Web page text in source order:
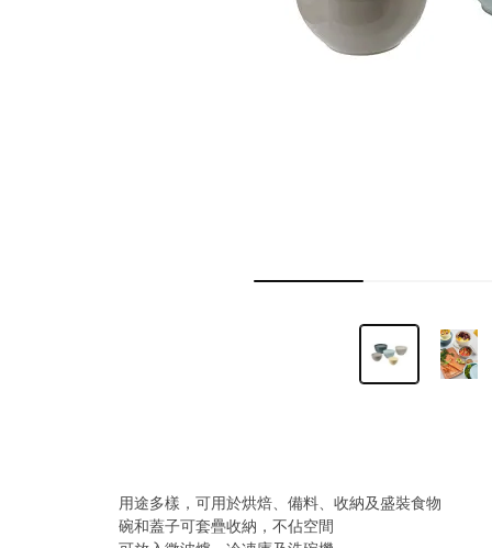
用途多樣，可用於烘焙、備料、收納及盛裝食物
碗和蓋子可套疊收納，不佔空間